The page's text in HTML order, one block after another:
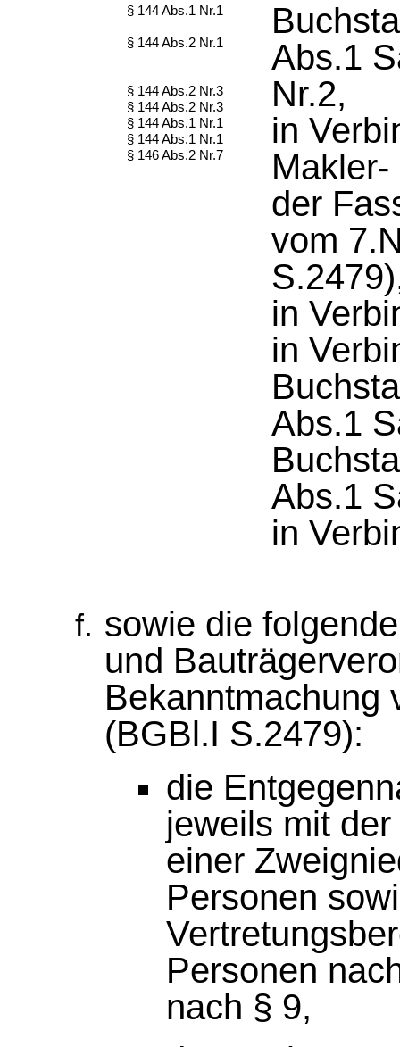
§ 144 Abs.1 Nr.1
§ 144 Abs.2 Nr.1
§ 144 Abs.2 Nr.3
§ 144 Abs.2 Nr.3
§ 144 Abs.1 Nr.1
§ 144 Abs.1 Nr.1
§ 146 Abs.2 Nr.7
Abs.1
Nr.2,
in
der
vom
in
in
Abs.1
Abs.1
in
sowie die
und
Bekanntmachung
(BGBl.I S.2479):
die
jeweils mit
einer
Personen
Personen
nach § 9,